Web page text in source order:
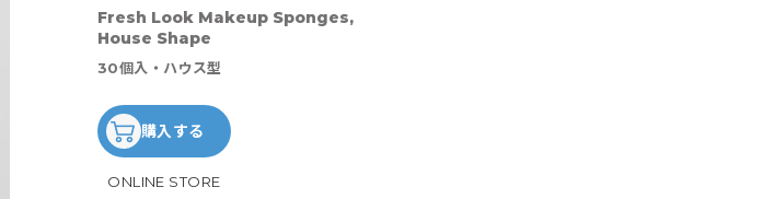
Fresh Look Makeup Sponges,
House Shape
30個入・ハウス型
購入する
ONLINE STORE